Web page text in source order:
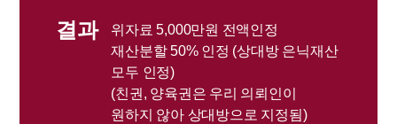
결과
위자료 5,000만원 전액인정
재산분할 50% 인정 (상대방 은닉재산
모두 인정)
(친권, 양육권은 우리 의뢰인이
원하지 않아 상대방으로 지정됨)